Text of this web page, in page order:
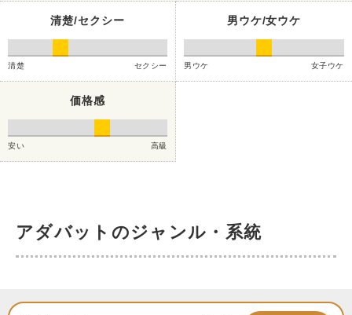
清楚/セクシー
清楚 セクシー
男ウケ/女ウケ
男ウケ 女子ウケ
価格感
安い 高級
アダバットのジャンル・系統